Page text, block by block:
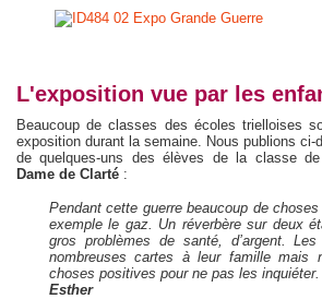
L'exposition vue par les
Beaucoup de classes des écoles trielloises
exposition durant la semaine. Nous publions ci-
de quelques-uns des élèves de la classe
Dame de Clarté :
Pendant cette guerre beaucoup de
exemple le gaz. Un réverbère sur deux
gros problèmes de santé, d’argent.
nombreuses cartes à leur famille mais
choses positives pour ne pas les inquiéter.
Esther